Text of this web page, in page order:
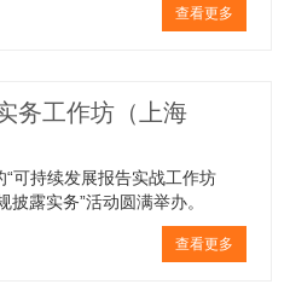
查看更多
务工作坊（上海
可持续发展报告实战工作坊
露实务”活动圆满举办。
查看更多